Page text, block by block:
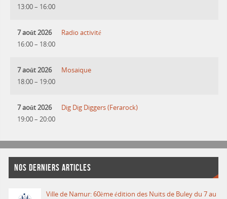
13:00– 16:00
7 août 2026
16:00– 18:00
Radio activité
7 août 2026
18:00– 19:00
Mosaique
7 août 2026
19:00– 20:00
Dig Dig Diggers (Ferarock)
NOS DERNIERS ARTICLES
Ville de Namur: 60ème édition des Nuits de Buley du 7 au